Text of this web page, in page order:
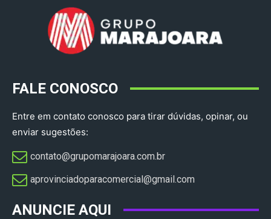
FALE CONOSCO
Entre em contato conosco para tirar dúvidas, opinar, ou
enviar sugestões:
contato@grupomarajoara.com.br
aprovinciadoparacomercial@gmail.com​
ANUNCIE AQUI